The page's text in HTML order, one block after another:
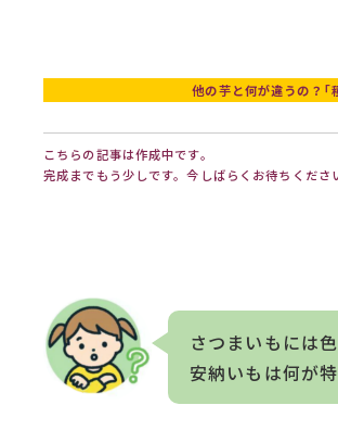
他の芋と何が違うの？｢
こちらの記事は作成中です。
完成までもう少しです。今しばらくお待ちくださ
さつまいもには
安納いもは何が